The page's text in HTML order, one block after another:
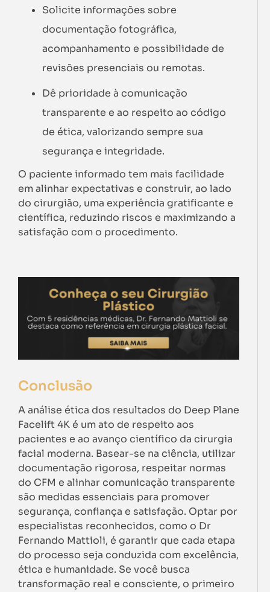
Solicite informações sobre
documentação fotográfica,
acompanhamento e possibilidade de
revisões presenciais ou remotas.
Dê prioridade à comunicação
transparente e ao respeito ao código
de ética, valorizando sempre sua
segurança e integridade.
O paciente informado tem mais facilidade
em alinhar expectativas e construir, ao lado
do cirurgião, uma experiência gratificante e
científica, reduzindo riscos e maximizando a
satisfação com o procedimento.
Conclusão
A análise ética dos resultados do Deep Plane
Facelift 4K é um ato de respeito aos
pacientes e ao avanço científico da cirurgia
facial moderna. Basear-se na ciência, utilizar
documentação rigorosa, respeitar normas
do CFM e alinhar comunicação transparente
são medidas essenciais para promover
segurança, confiança e satisfação. Optar por
especialistas reconhecidos, como o Dr
Fernando Mattioli, é garantir que cada etapa
do processo seja conduzida com excelência,
ética e humanidade. Se você busca
transformação real e consciente, o primeiro